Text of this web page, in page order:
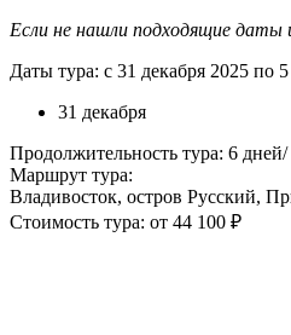
Если не нашли подходящие
Даты тура: с 31 декабря 2025 по
31 декабря
Продолжительность тура: 6
Маршрут тура:
Владивосток, остров Русский,
Стоимость тура: от 44 100 ₽